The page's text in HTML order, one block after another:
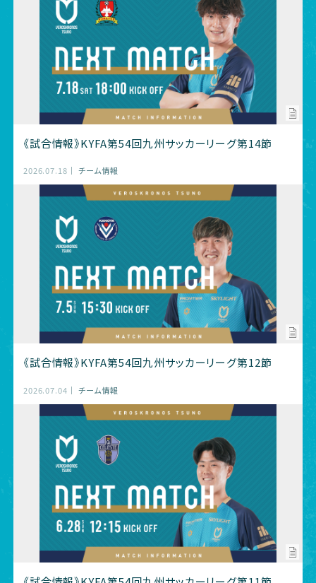
《試合情報》KYFA第54回九州サッカーリーグ第14節
2026.07.18 チーム情報
《試合情報》KYFA第54回九州サッカーリーグ第12節
2026.07.04 チーム情報